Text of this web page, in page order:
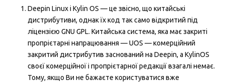
Deepin Linux i Kylin OS — це звісно, що китайські
дистрибутиви, однак їх код так само відкритий під
ліцензією GNU GPL. Китайська система, яка має закриті
пропрієтарні напрацювання — UOS — комерційний
закритий дистрибутив заснований на Deepin, а KylinOS
своєї комерційної і пропрієтарної редакції взагалі немає.
Тому, якщо Ви не бажаєте користуватися вже